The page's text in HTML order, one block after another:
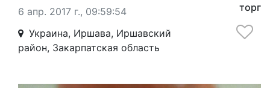
6 апр. 2017 г., 09:59:54
Украина, Иршава, Иршавский
район, Закарпатская область
торг